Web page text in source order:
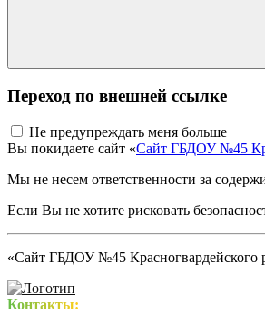
Переход по внешней ссылке
Не предупреждать меня больше
Вы покидаете сайт «Сайт ГБДОУ №45
Мы не несем ответственности за
Если Вы не хотите рисковать
«Сайт ГБДОУ №45 Красногвардейского
Контакты: